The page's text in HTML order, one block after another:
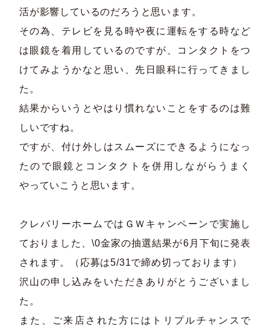
活が影響しているのだろうと思います。
その為、テレビを見る時や夜に運転をする時など
は眼鏡を着用しているのですが、コンタクトをつ
けてみようかなと思い、先日眼科に行ってきまし
た。
結果からいうとやはり慣れないことをするのは難
しいですね。
ですが、付け外しはスムーズにできるようになっ
たので眼鏡とコンタクトを併用しながらうまく
やっていこうと思います。
クレバリーホームではＧＷキャンペーンで実施し
ておりました、\0金家の抽選結果が6月下旬に発表
されます。（応募は5/31で締め切っております）
沢山の申し込みをいただきありがとうございまし
た。
また、ご来店された方にはトリプルチャンスで